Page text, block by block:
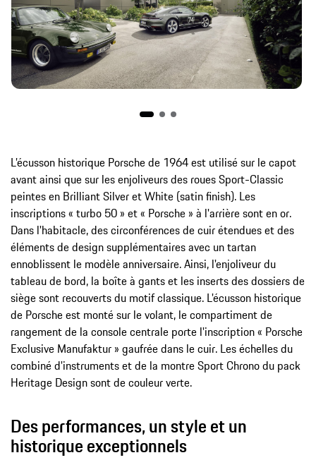
L’écusson historique Porsche de 1964 est utilisé sur le capot
avant ainsi que sur les enjoliveurs des roues Sport-Classic
peintes en Brilliant Silver et White (satin finish). Les
inscriptions « turbo 50 » et « Porsche » à l'arrière sont en or.
Dans l'habitacle, des circonférences de cuir étendues et des
éléments de design supplémentaires avec un tartan
ennoblissent le modèle anniversaire. Ainsi, l'enjoliveur du
tableau de bord, la boîte à gants et les inserts des dossiers de
siège sont recouverts du motif classique. L'écusson historique
de Porsche est monté sur le volant, le compartiment de
rangement de la console centrale porte l'inscription « Porsche
Exclusive Manufaktur » gaufrée dans le cuir. Les échelles du
combiné d'instruments et de la montre Sport Chrono du pack
Heritage Design sont de couleur verte.
Des performances, un style et un
historique exceptionnels